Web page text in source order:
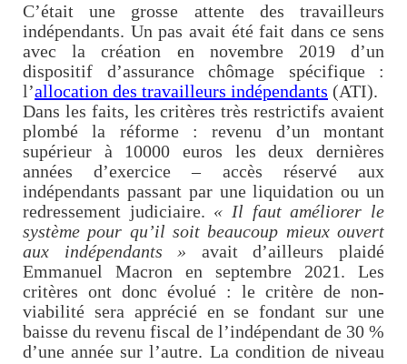
C’était une grosse attente des travailleurs
indépendants. Un pas avait été fait dans ce sens
avec la création en novembre 2019 d’un
dispositif d’assurance chômage spécifique :
l’allocation des travailleurs indépendants (ATI).
Dans les faits, les critères très restrictifs avaient
plombé la réforme : revenu d’un montant
supérieur à 10000 euros les deux dernières
années d’exercice – accès réservé aux
indépendants passant par une liquidation ou un
redressement judiciaire. « Il faut améliorer le
système pour qu’il soit beaucoup mieux ouvert
aux indépendants » avait d’ailleurs plaidé
Emmanuel Macron en septembre 2021. Les
critères ont donc évolué : le critère de non-
viabilité sera apprécié en se fondant sur une
baisse du revenu fiscal de l’indépendant de 30 %
d’une année sur l’autre. La condition de niveau